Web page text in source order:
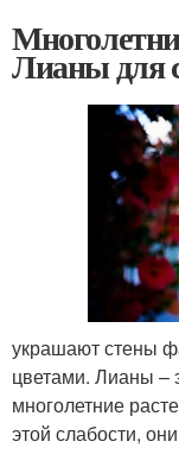
Лианы для
украшают стены
цветами. Лианы –
многолетние
этой слабости,